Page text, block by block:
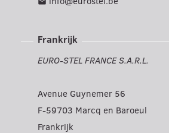
Frankrijk
EURO-STEL FRANCE S.A.R.L.
Avenue Guynemer 56
F-59703 Marcq en Baroeul
Frankrijk